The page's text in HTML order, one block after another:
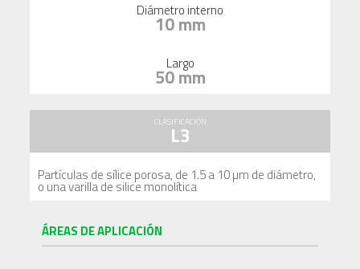
Diámetro interno
10 mm
Largo
50 mm
CLASIFICACIÓN
L3
Partículas de sílice porosa, de 1.5 a 10 µm de diámetro,
o una varilla de silice monolítica
ÁREAS DE APLICACIÓN